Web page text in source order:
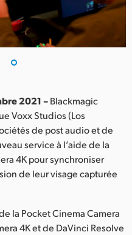
2021 –Blackmagic
Voxx Studios (Los
de post audio et de
service à l’aide de la
4K pour synchroniser
de leur visage capturée
la Pocket Cinema Camera
4K et de DaVinci Resolve